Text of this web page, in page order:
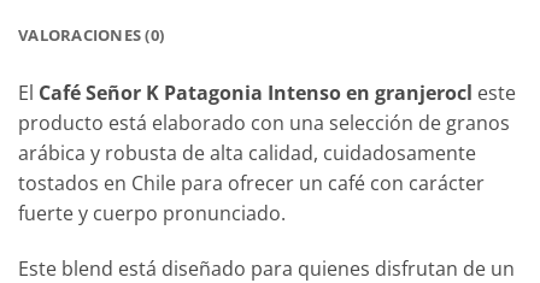
VALORACIONES (0)
El Café Señor K Patagonia Intenso en granjerocl este
producto está elaborado con una selección de granos
arábica y robusta de alta calidad, cuidadosamente
tostados en Chile para ofrecer un café con carácter
fuerte y cuerpo pronunciado.
Este blend está diseñado para quienes disfrutan de un